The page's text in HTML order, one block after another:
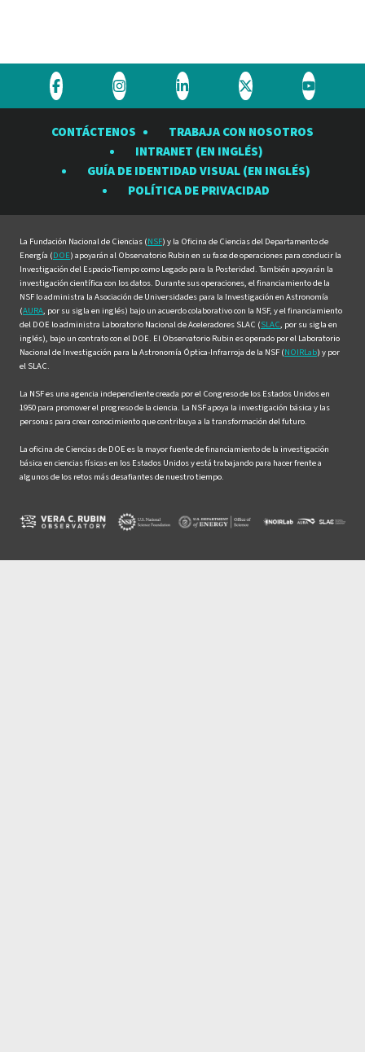
Visite
Observatorio
Visite
Observatorio
Rubin
en
Visite
Observatorio
Rubin
en
Visite
Observatorio
Rubin
en
Visite
Rubin
en
CONTÁCTENOS
TRABAJA CON NOSOTROS
INTRANET (EN INGLÉS)
GUÍA DE IDENTIDAD VISUAL (EN INGLÉS)
POLÍTICA DE PRIVACIDAD
La Fundación Nacional de Ciencias (NSF) y la Oficina de Ciencias del Departamento de
Energía (DOE) apoyarán al Observatorio Rubin en su fase de operaciones para conducir la
Investigación del Espacio-Tiempo como Legado para la Posteridad. También apoyarán la
investigación científica con los datos. Durante sus operaciones, el financiamiento de la
NSF lo administra la Asociación de Universidades para la Investigación en Astronomía
(AURA, por su sigla en inglés) bajo un acuerdo colaborativo con la NSF, y el financiamiento
del DOE lo administra Laboratorio Nacional de Aceleradores SLAC (SLAC, por su sigla en
inglés), bajo un contrato con el DOE. El Observatorio Rubin es operado por el Laboratorio
Nacional de Investigación para la Astronomía Óptica-Infrarroja de la NSF (NOIRLab) y por
el SLAC.
La NSF es una agencia independiente creada por el Congreso de los Estados Unidos en
1950 para promover el progreso de la ciencia. La NSF apoya la investigación básica y las
personas para crear conocimiento que contribuya a la transformación del futuro.
La oficina de Ciencias de DOE es la mayor fuente de financiamiento de la investigación
básica en ciencias físicas en los Estados Unidos y está trabajando para hacer frente a
algunos de los retos más desafiantes de nuestro tiempo.